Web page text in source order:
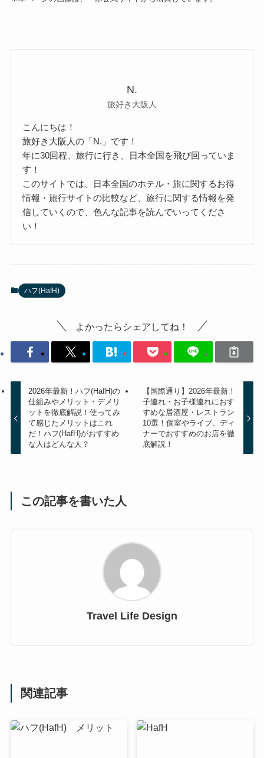
N.
旅好き大阪人
こんにちは！
旅好き大阪人の「N.」です！
年に30回程、旅行に行き、日本全国を飛び回っていま
す！
このサイトでは、日本全国のホテル・旅に関するお得
情報・旅行サイトの比較など、旅行に関する情報を発
信していくので、色んな記事を読んでいってくださ
い！
ハフ(HafH)
よかったらシェアしてね！
2026年最新！ハフ(HafH)の
仕組みやメリット・デメリ
ットを徹底解説！使ってみ
て感じたメリットはこれ
だ！ハフ(HafH)がおすすめ
な人はどんな人？
【国際通り】2026年最新！
子連れ・お子様連れにおす
すめな居酒屋・レストラン
10選！個室やライブ、ディ
ナーでおすすめのお店を徹
底解説！
この記事を書いた人
Travel Life Design
関連記事